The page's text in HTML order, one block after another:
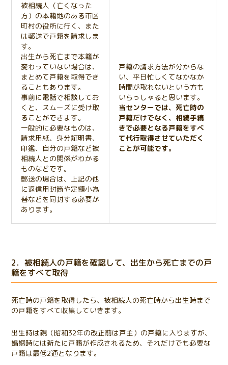
被相続人（亡くなった
方）の本籍地のある市区
町村の役所に行く、また
は郵送で戸籍を請求しま
す。
出生から死亡まで本籍が
変わっていない場合は、
まとめて戸籍を取得でき
ることもあります。
事前に電話で相談してお
くと、スムーズに受け取
ることができます。
一般的に必要なものは、
請求用紙、身分証明書、
印鑑、自分の戸籍など被
相続人との関係がわかる
ものなどです。
郵送の場合は、上記の他
に返信用封筒や定額小為
替などを同封する必要が
あります。
戸籍の請求方法が分からな
い、平日忙しくてなかなか
時間が取れないという方も
いらっしゃると思います。
当センターでは、死亡時の
戸籍だけでなく、相続手続
きで必要となる戸籍をすべ
て代行取得させていただく
ことが可能です。
2．被相続人の戸籍を確認して、出生から死亡までの戸
籍をすべて取得
死亡時の戸籍を取得したら、被相続人の死亡時から出生時まで
の戸籍をすべて収集していきます。
出生時は親（昭和32年の改正前は戸主）の戸籍に入りますが、
婚姻時には新たに戸籍が作成されるため、それだけでも必要な
戸籍は最低2通となります。